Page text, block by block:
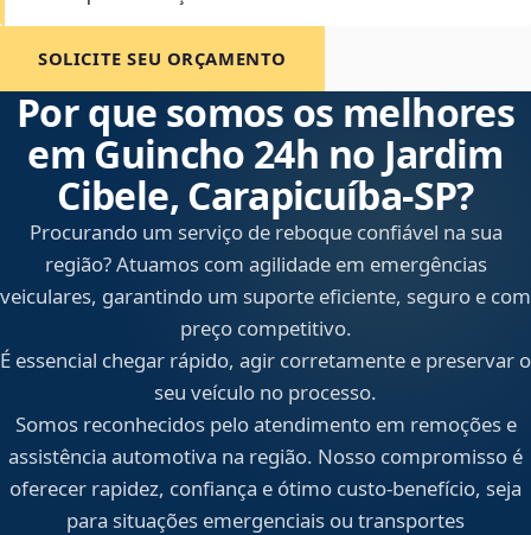
SOLICITE SEU ORÇAMENTO
Por que somos os melhores
em Guincho 24h no Jardim
Cibele, Carapicuíba‑SP?
Procurando um serviço de reboque confiável na sua
região? Atuamos com agilidade em emergências
veiculares, garantindo um suporte eficiente, seguro e com
preço competitivo.
É essencial chegar rápido, agir corretamente e preservar o
seu veículo no processo.
Somos reconhecidos pelo atendimento em remoções e
assistência automotiva na região. Nosso compromisso é
oferecer rapidez, confiança e ótimo custo-benefício, seja
para situações emergenciais ou transportes